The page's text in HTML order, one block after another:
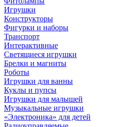
Игрушки
Конструкторы
Фигурки и наборы
Транспорт
Интерактивные
Светящиеся игрушки
Брелки и магниты
Роботы
Игрушки для ванны
Куклы и пупсы
Игрушки для малышей
Музыкальные игрушки
«Электроника» для детей